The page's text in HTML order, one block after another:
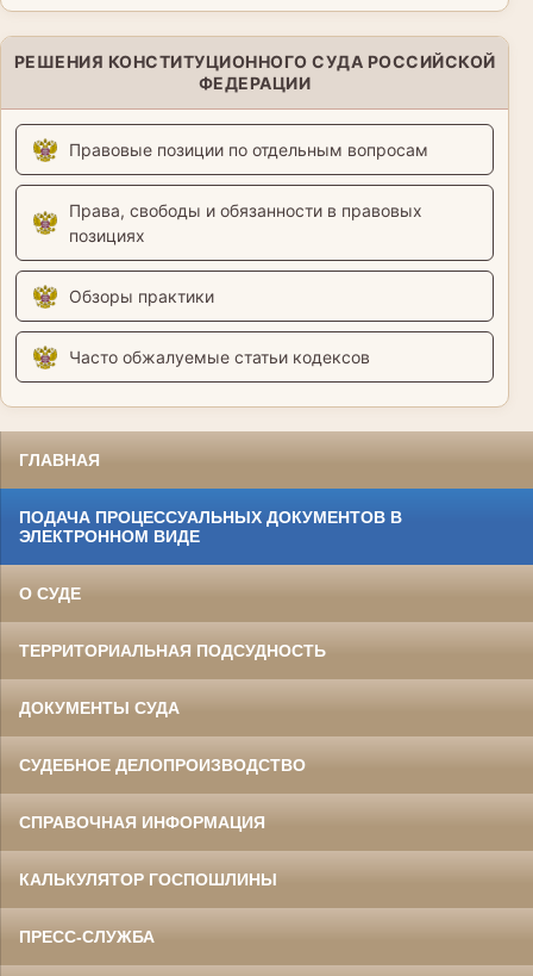
РЕШЕНИЯ КОНСТИТУЦИОННОГО СУДА РОССИЙСКОЙ
ФЕДЕРАЦИИ
Правовые позиции по отдельным вопросам
Права, свободы и обязанности в правовых
позициях
Обзоры практики
Часто обжалуемые статьи кодексов
ГЛАВНАЯ
ПОДАЧА ПРОЦЕССУАЛЬНЫХ ДОКУМЕНТОВ В
ЭЛЕКТРОННОМ ВИДЕ
О СУДЕ
ТЕРРИТОРИАЛЬНАЯ ПОДСУДНОСТЬ
ДОКУМЕНТЫ СУДА
СУДЕБНОЕ ДЕЛОПРОИЗВОДСТВО
СПРАВОЧНАЯ ИНФОРМАЦИЯ
КАЛЬКУЛЯТОР ГОСПОШЛИНЫ
ПРЕСС-СЛУЖБА